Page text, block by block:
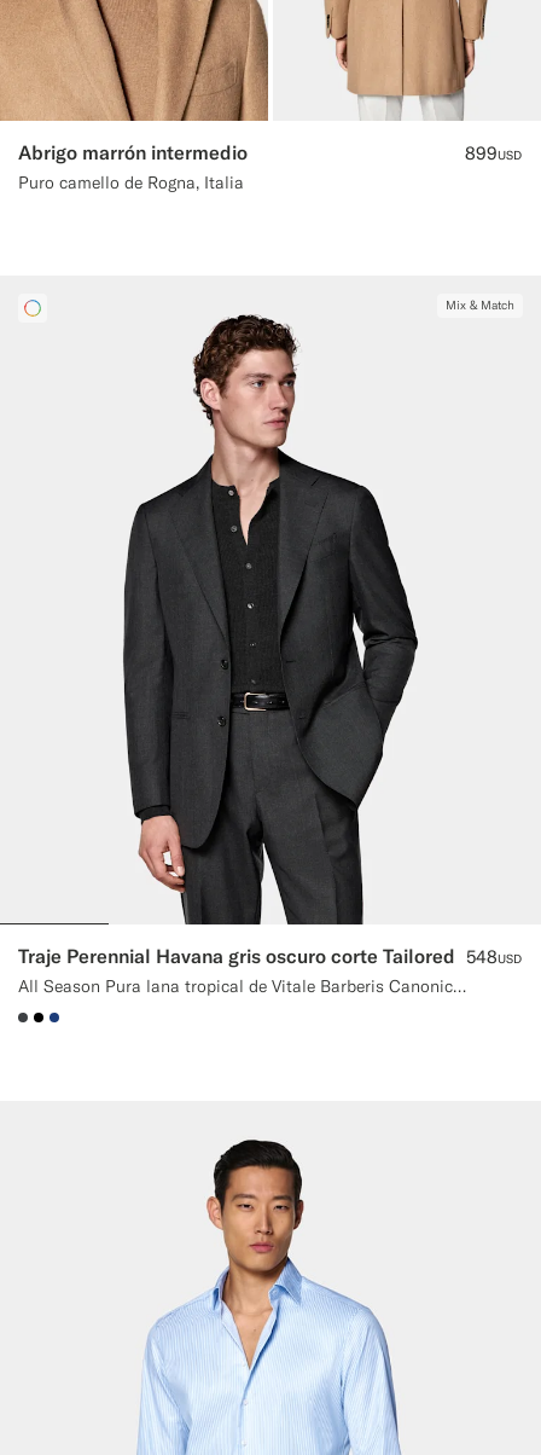
Abrigo marrón intermedio
Puro camello de Rogna, Italia
899USD
Mix & Match
Traje Perennial Havana gris oscuro corte Tailored
All Season Pura lana tropical de Vitale Barberis Canonico, Italia
548USD
#3d4043
#000000
#1C3D7A